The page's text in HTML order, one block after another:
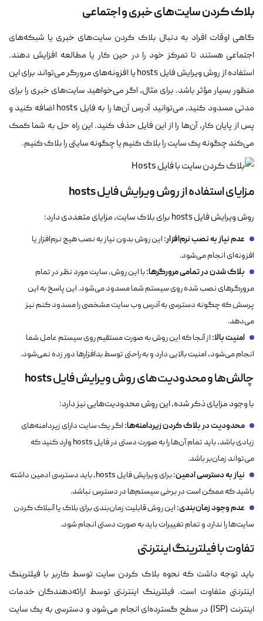
بلاک کردن سایت‌های خبری و اجتماعی
گاهی اوقات افراد به دنبال بلاک کردن سایت‌های خبری یا شبکه‌های
اجتماعی هستند تا تمرکز خود را در حین کار یا مطالعه افزایش دهند.
استفاده از روش ویرایش فایل hosts یا افزونه‌های مرورگر می‌تواند برای این
منظور بسیار مؤثر باشد. برای مثال، اگر می‌خواهید سایت‌های خبری را برای
مدتی مسدود کنید، می‌توانید آدرس آن‌ها را به فایل hosts اضافه کنید و
پس از پایان کار، آن‌ها را از این فایل حذف کنید. این راه حل به شما کمک
می‌کند چگونه یک سایت را بلاک کنیم یا چگونه سایتی را بلاک کنیم.
مزایای استفاده از روش ویرایش فایل hosts
روش ویرایش فایل hosts برای بلاک سایت، مزایای متعددی دارد:
عدم نیاز به نصب نرم‌افزار: این روش بدون نیاز به نصب هیچ نرم‌افزار یا
افزونه‌ای انجام می‌شود.
بلاک شدن در تمامی مرورگرها:با این روش، سایت مورد نظر در تمام
مرورگرهای نصب شده روی سیستم شما مسدود می‌شود. این پاسخ به این
پرسش که چگونه دسترسی به آدرس وب سایت مشخصی را مسدود کنم نیز
می‌دهد.
امنیت بالا: از آنجا که این روش به صورت مستقیم روی سیستم عامل شما
انجام می‌شود، امنیت بالایی دارد و به راحتی توسط بدافزارها دور زده نمی‌شود.
چالش‌ها و محدودیت‌های روش ویرایش فایل hosts
با وجود مزایای ذکر شده، این روش محدودیت‌هایی نیز دارد:
محدودیت در بلاک کردن زیردامنه‌ها: اگر یک سایت دارای زیردامنه‌های
زیادی باشد، باید تمام آن‌ها را به صورت دستی در فایل hosts وارد کنید که
می‌تواند زمان‌بر باشد.
نیاز به دسترسی ادمین:
برای ویرایش فایل hosts، باید دسترسی ادمین داشته
باشید که ممکن است در برخی سیستم‌ها در دسترس نباشد.
عدم وجود زمان‌بندی: این روش قابلیت زمان‌بندی برای بلاک یا آنبلاک کردن
سایت‌ها را ندارد و تمام تغییرات باید به صورت دستی انجام شود.
تفاوت با فیلترینگ اینترنتی
باید توجه داشت که نحوه بلاک کردن سایت توسط کاربر با فیلترینگ
اینترنتی متفاوت است. فیلترینگ اینترنتی توسط ارائه‌دهندگان خدمات
اینترنت (ISP) در سطح گسترده‌ای انجام می‌شود و دسترسی به یک سایت